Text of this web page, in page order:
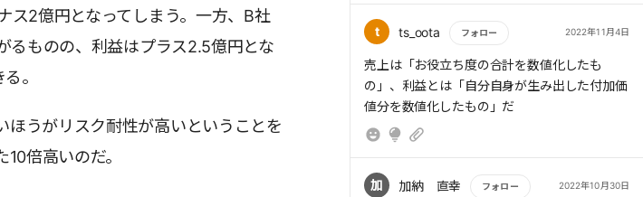
ス2億円となってしまう。一方、B社
るものの、利益はプラス2.5億円とな
。
ほうがリスク耐性が高いということを
倍高いのだ。
t ts_oota フォロー 2022年11月4日
もっと読む
売上は「お役立ち度の合計を数値化したも
の」、利益とは「自分自身が生み出した付加価
値分を数値化したもの」だ
加 加納 直幸 フォロー 2022年10月30日